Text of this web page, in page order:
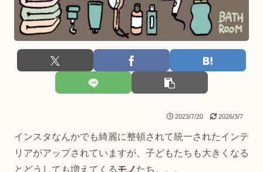
2023/7/20 2026/3/7
インスタなんかでも綺麗に整頓されて統一されたインテ
リアがアップされていますが、子どもたちも大きくなる
とどうしても増えてくるモノたち。。。